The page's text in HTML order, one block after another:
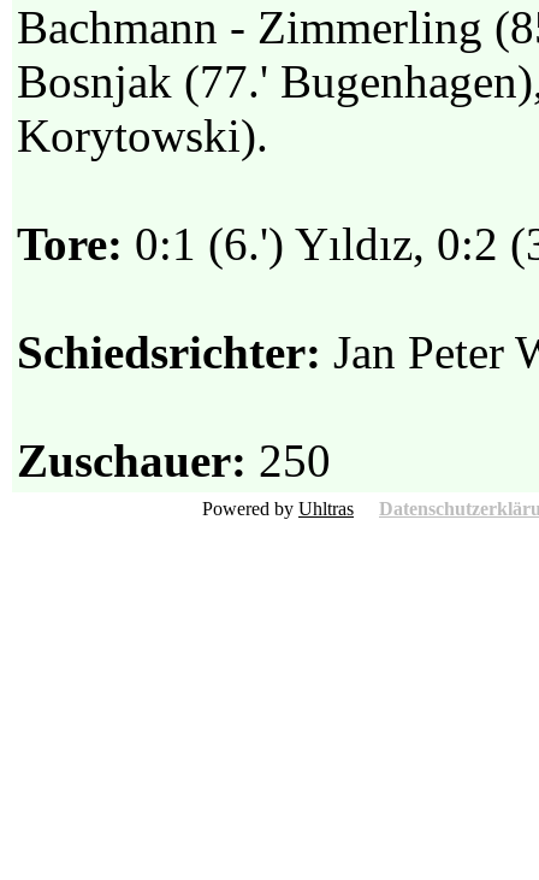
Bachmann - Zimmerling
Bosnjak (77.'
Korytowski).
Tore: 0:1 (6.') Yıldız, 0:2
Schiedsrichter: Jan Peter
Zuschauer: 250
Powered by Uhltras